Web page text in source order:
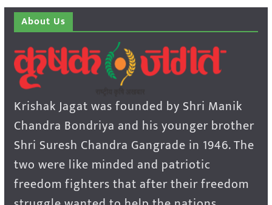
About Us
Krishak Jagat was founded by Shri Manik
Chandra Bondriya and his younger brother
Shri Suresh Chandra Gangrade in 1946. The
two were like minded and patriotic
freedom fighters that after their freedom